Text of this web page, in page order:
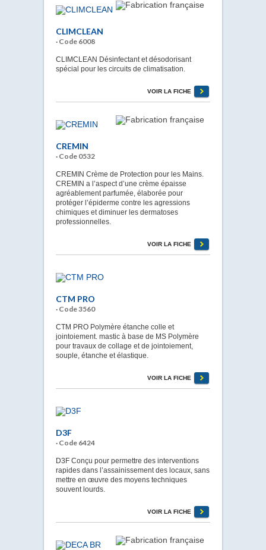
CLIMCLEAN
· Code 6008
CLIMCLEAN Désinfectant et désodorisant
spécial pour les circuits de climatisation.
VOIR LA FICHE
CREMIN
· Code 0532
CREMIN Crème de Protection pour les Mains.
CREMIN a l’aspect d’une crème épaisse
agréablement parfumée, élaborée pour
protéger l’épiderme contre les agressions
chimiques et diminuer les dermatoses
professionnelles.
VOIR LA FICHE
CTM PRO
· Code 3560
CTM PRO Polymère étanche colle et
jointoiement. mastic à base de MS Polymère
pour travaux de collage et de jointoiement,
souple, étanche et élastique.
VOIR LA FICHE
D3F
· Code 6424
D3F Conçu pour permettre des interventions
rapides dans l’assainissement des locaux, sans
mettre en œuvre des moyens techniques
souvent lourds.
VOIR LA FICHE